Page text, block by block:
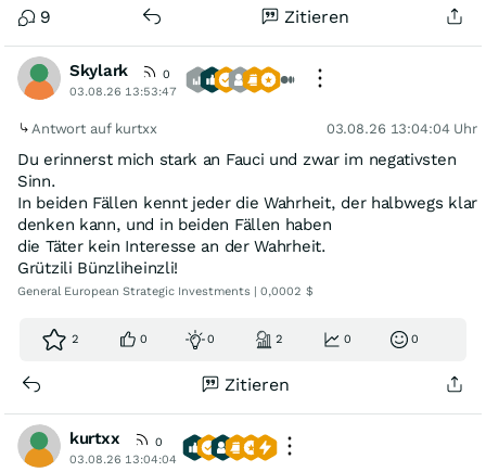
9 Zitieren
Skylark
0
03.08.26 13:53:47
Antwort auf kurtxx 03.08.26 13:04:04 Uhr
Du erinnerst mich stark an Fauci und zwar im negativsten
Sinn.
In beiden Fällen kennt jeder die Wahrheit, der halbwegs klar
denken kann, und in beiden Fällen haben
die Täter kein Interesse an der Wahrheit.
Grützili Bünzliheinzli!
General European Strategic Investments | 0,0002 $
2 0 0 2 0 0
Zitieren
kurtxx
0
03.08.26 13:04:04